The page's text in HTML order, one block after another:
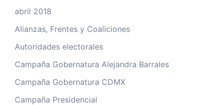
abril 2018
Alianzas, Frentes y Coaliciones
Autoridades electorales
Campaña Gobernatura Alejandra Barrales
Campaña Gobernatura CDMX
Campaña Presidencial